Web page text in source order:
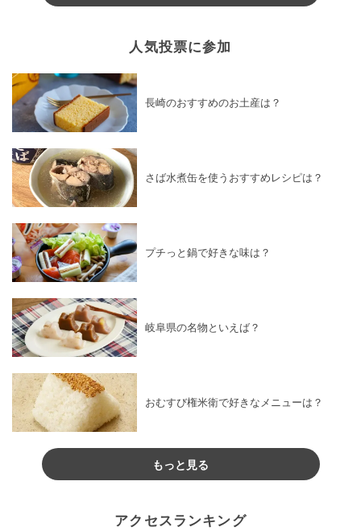
人気投票に参加
長崎のおすすめのお土産は？
さば水煮缶を使うおすすめレシピは？
プチっと鍋で好きな味は？
岐阜県の名物といえば？
おむすび権米衛で好きなメニューは？
もっと見る
アクセスランキング